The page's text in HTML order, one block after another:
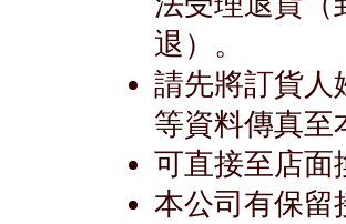
退）。
請先將訂貨人
等資料傳真至
可直接至店面
本公司有保留